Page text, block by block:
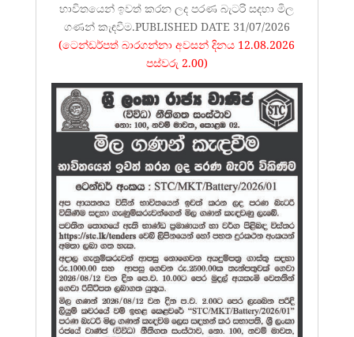
භාවිතයෙන් ඉවත් කරන ලද පරණ බැටරි සදහා මිල
ගණන් කැඳවීම.PUBLISHED DATE 31/07/2026
(ටෙන්ඩර්පත් බාරගන්නා අවසන් දිනය 12.08.2026
පස්වරු 2.00)